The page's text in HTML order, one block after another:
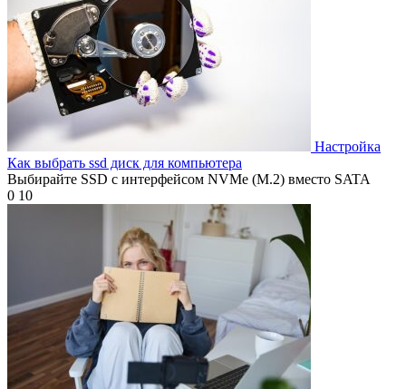
Настройка
Как выбрать ssd диск для компьютера
Выбирайте SSD с интерфейсом NVMe (M.2) вместо SATA
0 10